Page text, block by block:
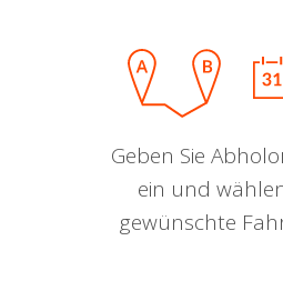
Geben Sie
ein und
gewünschte